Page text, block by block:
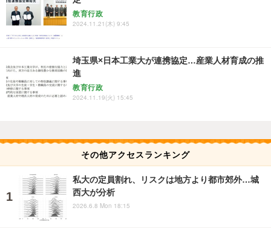
教育行政
2024.11.21(木) 9:45
埼玉県×日本工業大が連携協定…産業人材育成の推
進
教育行政
2024.11.19(火) 15:45
その他アクセスランキング
私大の定員割れ、リスクは地方より都市郊外…城
西大が分析
2026.6.8 Mon 18:15